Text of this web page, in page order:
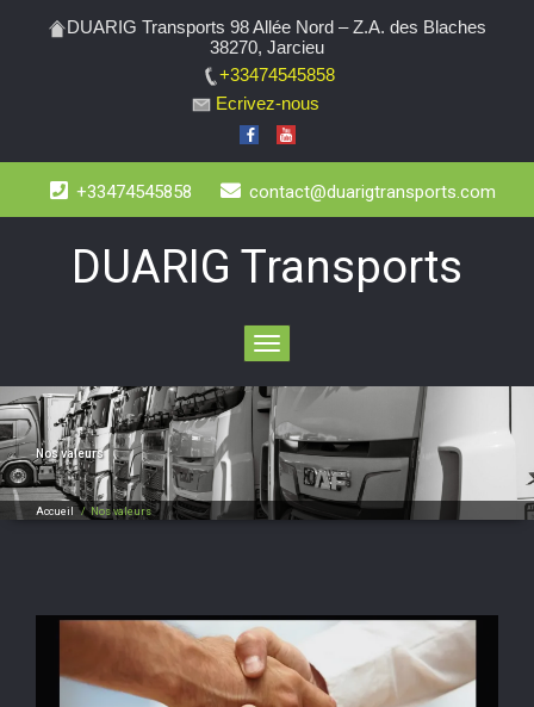
DUARIG Transports 98 Allée Nord – Z.A. des Blaches
38270, Jarcieu
+33474545858
Ecrivez-nous
+33474545858 contact@duarigtransports.com
DUARIG Transports
Toggle
navigation
Nos valeurs
Accueil / Nos valeurs